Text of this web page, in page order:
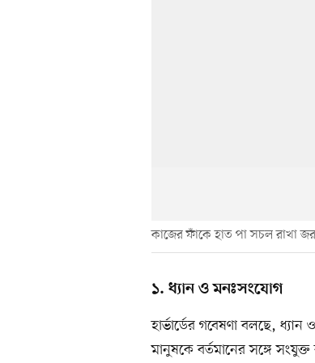
কাজের ফাঁকে হাত পা সচল রাখা
১. ধ্যান ও মনঃসংযোগ
হার্ভার্ডের গবেষণা বলছে,
মানুষকে বর্তমানের সঙ্গে